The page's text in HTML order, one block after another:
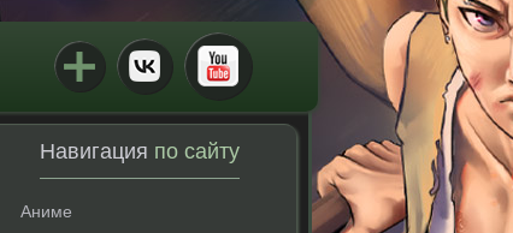
Навигация по сайту
Аниме